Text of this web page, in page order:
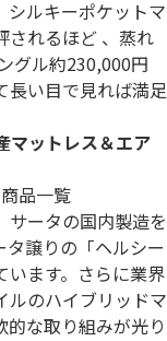
シルキーポケットマ
されるほど 、蒸れ
グル約230,000円
長い目で見れば満足
マットレス＆エア
品一覧
サータの国内製造を
譲りの「ヘルシー
います。さらに業界
のハイブリッドマ
な取り組みが光り